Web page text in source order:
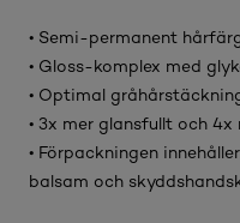
• Semi-permanent
• Gloss-komplex med
• Optimal
• 3x mer glansfullt och
• Förpackningen
balsam och